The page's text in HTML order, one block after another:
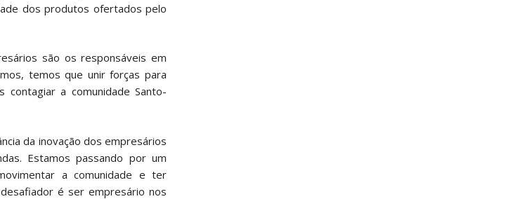
dos produtos ofertados pelo
são os responsáveis em
temos que unir forças para
a comunidade Santo-
da inovação dos empresários
Estamos passando por um
a comunidade e ter
é ser empresário nos